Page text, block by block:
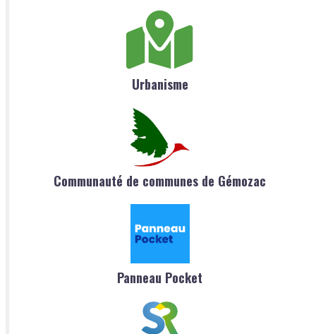
Urbanisme
Communauté de communes de Gémozac
Panneau Pocket